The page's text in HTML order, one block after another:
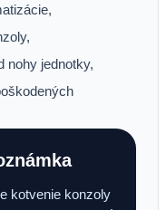
nohy jednotky,
kotvenie konzoly